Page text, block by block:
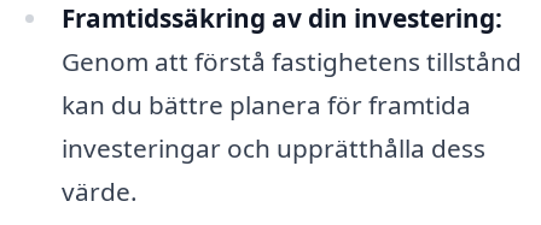
Framtidssäkring av din investering:
Genom att förstå fastighetens tillstånd
kan du bättre planera för framtida
investeringar och upprätthålla dess
värde.